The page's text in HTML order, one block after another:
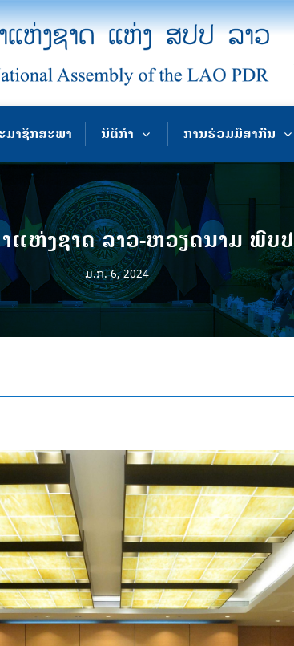
ມາຊິກສະພາ ນິຕິກຳ ການຮ່ວມມືສາກົນ
ແຫ່ງ​ຊາດ ​ລາວ-ຫວຽດນາມ ພົບ
ມ.ກ. 6, 2024